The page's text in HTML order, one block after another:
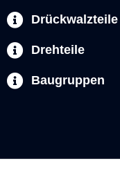
Drückwalzteile
Drehteile
Baugruppen